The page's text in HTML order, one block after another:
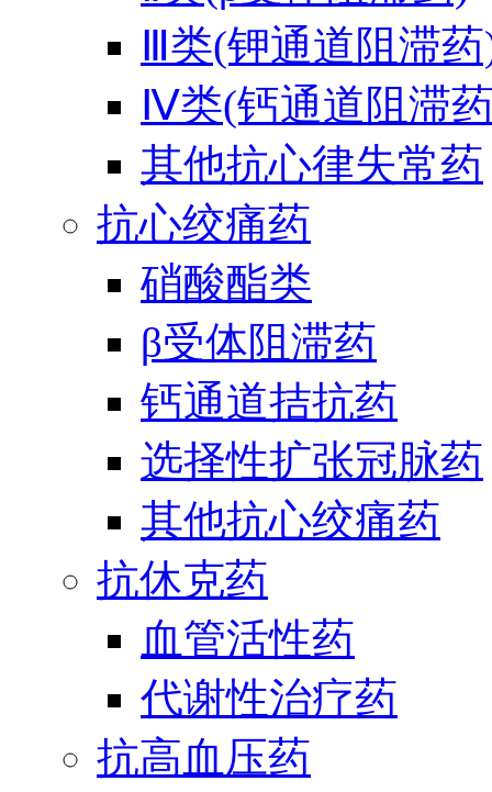
Ⅲ类(钾通道阻滞
Ⅳ类(钙通道阻滞
其他抗心律失常药
抗心绞痛药
硝酸酯类
β受体阻滞药
钙通道拮抗药
选择性扩张冠脉药
其他抗心绞痛药
抗休克药
血管活性药
代谢性治疗药
抗高血压药